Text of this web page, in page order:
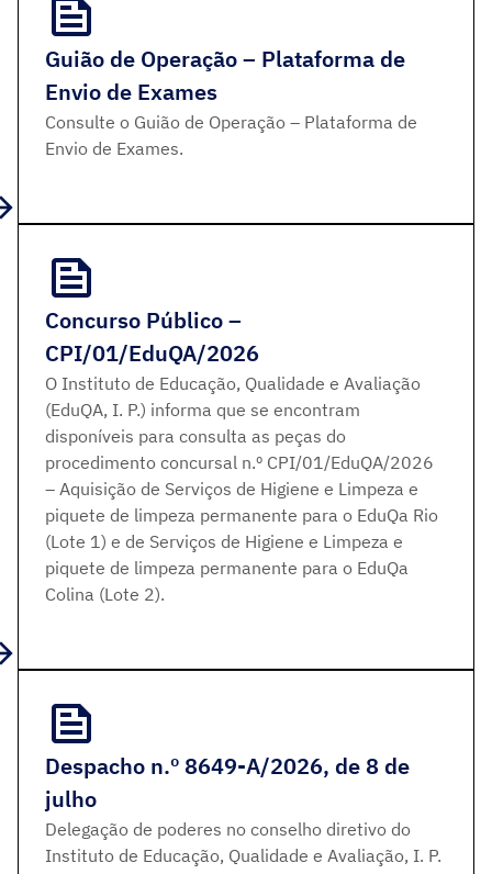
Guião de Operação – Plataforma de
Envio de Exames
Consulte o Guião de Operação – Plataforma de
Envio de Exames.
Concurso Público –
CPI/01/EduQA/2026
O Instituto de Educação, Qualidade e Avaliação
(EduQA, I. P.) informa que se encontram
disponíveis para consulta as peças do
procedimento concursal n.º CPI/01/EduQA/2026
– Aquisição de Serviços de Higiene e Limpeza e
piquete de limpeza permanente para o EduQa Rio
(Lote 1) e de Serviços de Higiene e Limpeza e
piquete de limpeza permanente para o EduQa
Colina (Lote 2).
Despacho n.º 8649-A/2026, de 8 de
julho
Delegação de poderes no conselho diretivo do
Instituto de Educação, Qualidade e Avaliação, I. P.